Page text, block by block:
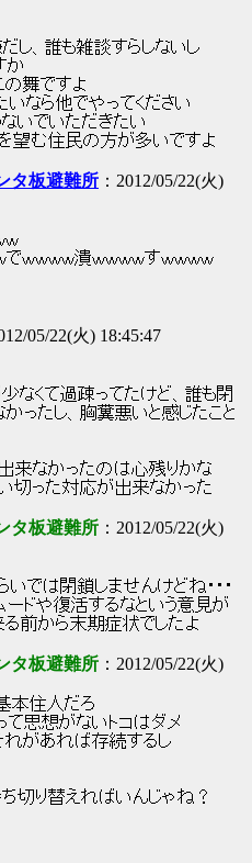
し、誰も雑談すらしないし
か
の舞ですよ
なら他でやってください
いでいただきたい
望む住民の方が多いですよ
タ板避難所 ：2012/05/22(火)
ｗ
ｗｗｗｗ潰ｗｗｗｗすｗｗｗｗ
05/22(火) 18:45:47
なくて過疎ってたけど、誰も閉
ったし、胸糞悪いと感じたこと
来なかったのは心残りかな
切った対応が出来なかった
タ板避難所 ：2012/05/22(火)
では閉鎖しませんけどね・・・
ドや復活するなという意見が
前から末期症状でしたよ
タ板避難所 ：2012/05/22(火)
本住人だろ
て思想がないトコはダメ
れがあれば存続するし
切り替えればいんじゃね？